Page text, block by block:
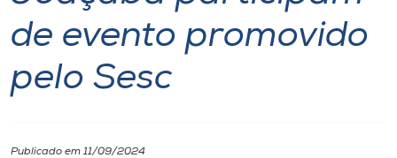
Atendimento ao Estudante
Portal de Ensino
Unoesc
de evento promovido
pelo Sesc
Publicado em 11/09/2024